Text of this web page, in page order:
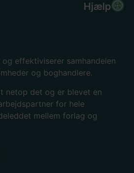
Hjælp
og effektiviserer samhandelen
og boghandlere.
netop det og er blevet en
for hele
mellem forlag og